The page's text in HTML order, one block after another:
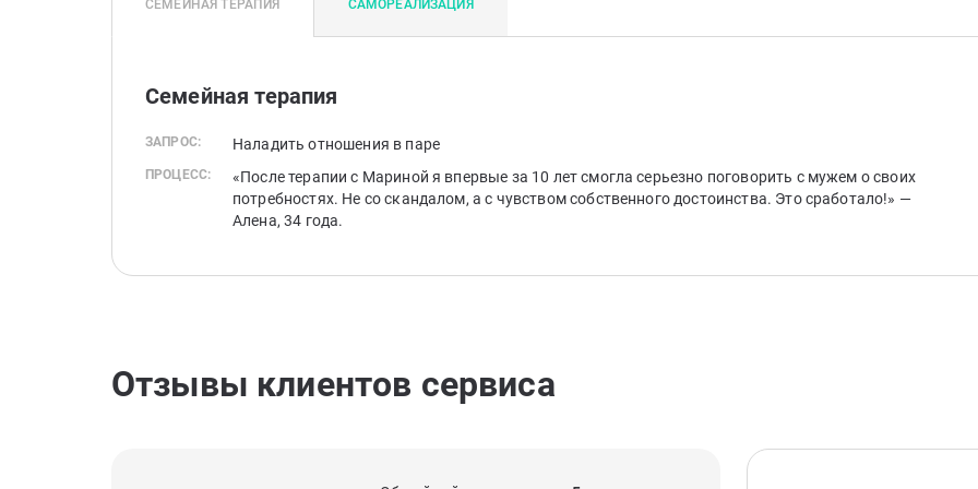
СЕМЕЙНАЯ ТЕРАПИЯ САМОРЕАЛИЗАЦИЯ
Семейная терапия
ЗАПРОС: Наладить отношения в паре
ПРОЦЕСС:
«После терапии с Мариной я впервые за 10 лет смогла серьезно поговорить с мужем о своих
потребностях. Не со скандалом, а с чувством собственного достоинства. Это сработало!» —
Алена, 34 года.
Отзывы клиентов сервиса